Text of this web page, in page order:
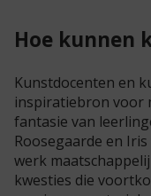
Hoe kunnen
Kunstdocenten en
inspiratiebron voor
fantasie van
Roosegaarde en
werk
kwesties die